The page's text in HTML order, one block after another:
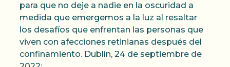
para que no deje a nadie en la oscuridad a
medida que emergemos a la luz al resaltar
los desafíos que enfrentan las personas que
viven con afecciones retinianas después del
confinamiento. Dublín, 24 de septiembre de